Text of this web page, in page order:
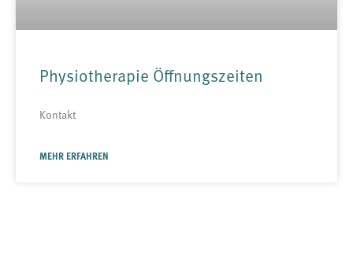
Physiotherapie Öffnungszeiten
Kontakt
MEHR ERFAHREN